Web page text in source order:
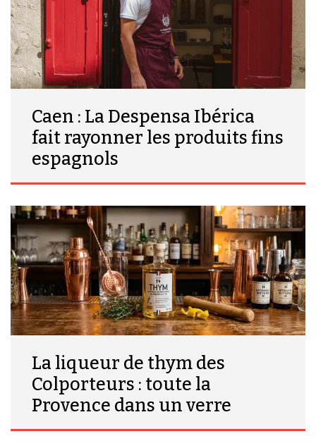
Caen : La Despensa Ibérica
fait rayonner les produits fins
espagnols
La liqueur de thym des
Colporteurs : toute la
Provence dans un verre